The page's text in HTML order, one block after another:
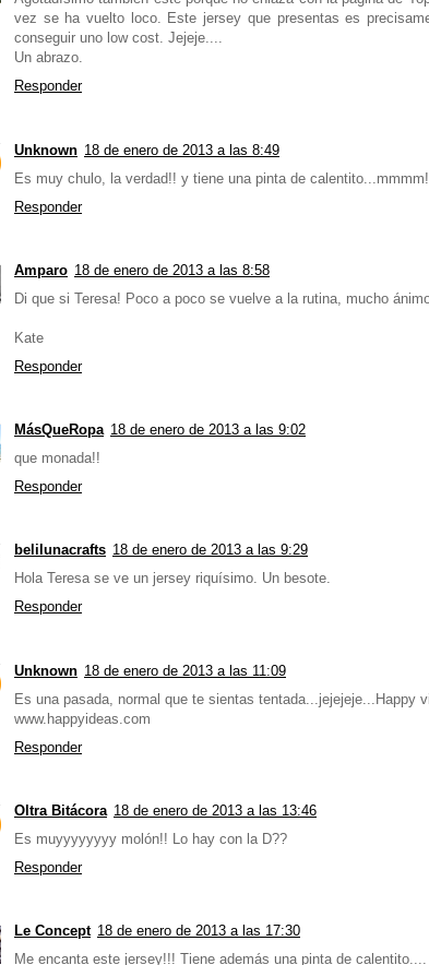
vez se ha vuelto loco. Este jersey que presentas es
conseguir uno low cost. Jejeje....
Un abrazo.
Responder
Unknown 18 de enero de 2013 a las 8:49
Es muy chulo, la verdad!! y tiene una pinta de
Responder
Amparo 18 de enero de 2013 a las 8:58
Di que si Teresa! Poco a poco se vuelve a la rutina, mucho
Kate
Responder
MásQueRopa 18 de enero de 2013 a las 9:02
que monada!!
Responder
belilunacrafts 18 de enero de 2013 a las 9:29
Hola Teresa se ve un jersey riquísimo. Un besote.
Responder
Unknown 18 de enero de 2013 a las 11:09
Es una pasada, normal que te sientas tentada...jejejeje...Happy
www.happyideas.com
Responder
Oltra Bitácora 18 de enero de 2013 a las 13:46
Es muyyyyyyyy molón!! Lo hay con la D??
Responder
Le Concept 18 de enero de 2013 a las 17:30
Me encanta este jersey!!! Tiene además una pinta de calentito....